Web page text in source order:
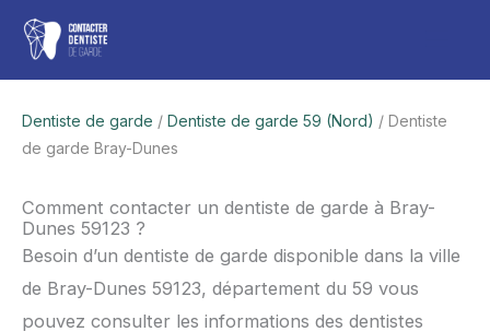
Aller
contenu
Dentiste de garde / Dentiste de garde 59 (Nord) / Dentiste
de garde Bray-Dunes
Comment contacter un dentiste de garde à Bray-
Dunes 59123 ?
Besoin d’un dentiste de garde disponible dans la ville
de Bray-Dunes 59123, département du 59 vous
pouvez consulter les informations des dentistes